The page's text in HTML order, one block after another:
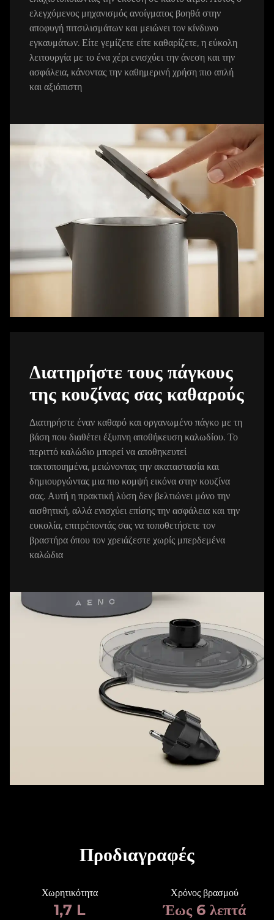
ελεγχόμενος μηχανισμός ανοίγματος βοηθά στην
αποφυγή πιτσιλισμάτων και μειώνει τον κίνδυνο
εγκαυμάτων. Είτε γεμίζετε είτε καθαρίζετε, η εύκολη
λειτουργία με το ένα χέρι ενισχύει την άνεση και την
ασφάλεια, κάνοντας την καθημερινή χρήση πιο απλή
και αξιόπιστη
Διατηρήστε τους πάγκους
της κουζίνας σας καθαρούς
Διατηρήστε έναν καθαρό και οργανωμένο πάγκο με τη
βάση που διαθέτει έξυπνη αποθήκευση καλωδίου. Το
περιττό καλώδιο μπορεί να αποθηκευτεί
τακτοποιημένα, μειώνοντας την ακαταστασία και
δημιουργώντας μια πιο κομψή εικόνα στην κουζίνα
σας. Αυτή η πρακτική λύση δεν βελτιώνει μόνο την
αισθητική, αλλά ενισχύει επίσης την ασφάλεια και την
ευκολία, επιτρέποντάς σας να τοποθετήσετε τον
βραστήρα όπου τον χρειάζεστε χωρίς μπερδεμένα
καλώδια
Προδιαγραφές
Χωρητικότητα
1,7 L
Χρόνος βρασμού
Έως 6 λεπτά